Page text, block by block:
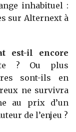
inhabituel :
sur Alternext à
est-il encore
? Ou plus
sont-ils en
ne survivra
au prix d’un
de l’enjeu ?